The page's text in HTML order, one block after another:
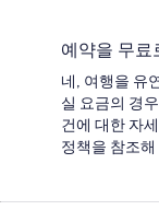
예약을 무료
네, 여행을 유
실 요금의 경
건에 대한 자
정책을 참조해